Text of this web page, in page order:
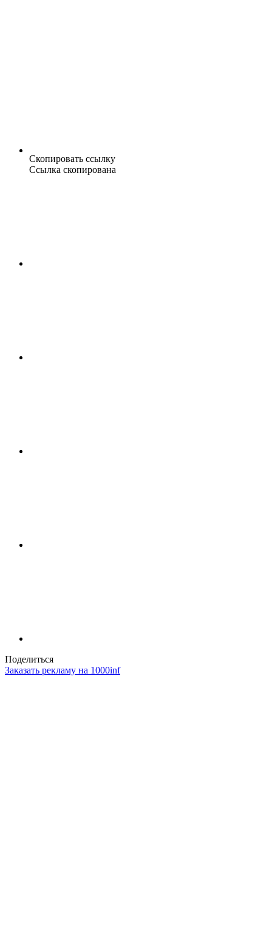
Скопировать ссылку
Ссылка скопирована
Поделиться
Заказать рекламу на 1000inf